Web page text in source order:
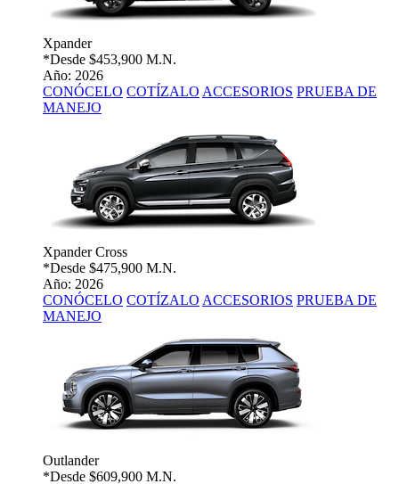
Xpander
*Desde $453,900 M.N.
Año: 2026
CONÓCELO COTÍZALO ACCESORIOS PRUEBA DE
MANEJO
Xpander Cross
*Desde $475,900 M.N.
Año: 2026
CONÓCELO COTÍZALO ACCESORIOS PRUEBA DE
MANEJO
Outlander
*Desde $609,900 M.N.